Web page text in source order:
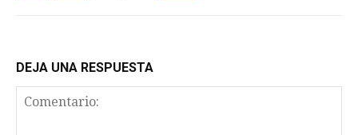
DEJA UNA RESPUESTA